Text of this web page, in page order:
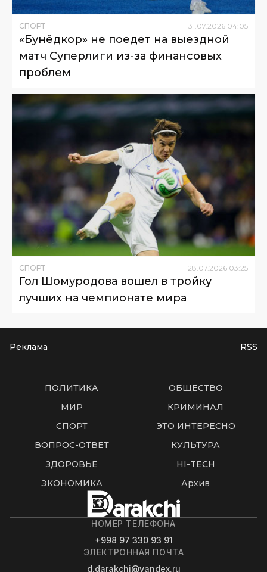
СПОРТ 31.07.2026 04:05
«Бунёдкор» не поедет на выездной
матч Суперлиги из-за финансовых
проблем
СПОРТ 28.07.2026 03:25
Гол Шомуродова вошел в тройку
лучших на чемпионате мира
Реклама RSS
ПОЛИТИКА
ОБЩЕСТВО
МИР
КРИМИНАЛ
СПОРТ
ЭТО ИНТЕРЕСНО
ВОПРОС-ОТВЕТ
КУЛЬТУРА
ЗДОРОВЬЕ
HI-TECH
ЭКОНОМИКА
Архив
НОМЕР ТЕЛЕФОНА
+998 97 330 93 91
ЭЛЕКТРОННАЯ ПОЧТА
d.darakchi@yandex.ru